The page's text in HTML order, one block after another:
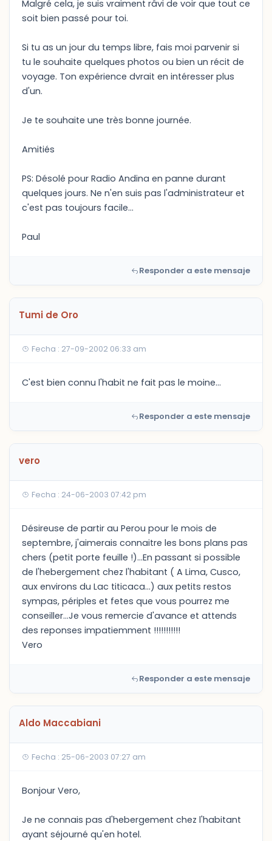
Malgré cela, je suis vraiment râvi de voir que tout ce
soit bien passé pour toi.
Si tu as un jour du temps libre, fais moi parvenir si
tu le souhaite quelques photos ou bien un récit de
voyage. Ton expérience dvrait en intéresser plus
d'un.
Je te souhaite une très bonne journée.
Amitiés
PS: Désolé pour Radio Andina en panne durant
quelques jours. Ne n'en suis pas l'administrateur et
c'est pas toujours facile...
Paul
Responder a este mensaje
Tumi de Oro
Fecha : 27-09-2002 06:33 am
C'est bien connu l'habit ne fait pas le moine...
Responder a este mensaje
vero
Fecha : 24-06-2003 07:42 pm
Désireuse de partir au Perou pour le mois de
septembre, j'aimerais connaitre les bons plans pas
chers (petit porte feuille !)...En passant si possible
de l'hebergement chez l'habitant ( A Lima, Cusco,
aux environs du Lac titicaca...) aux petits restos
sympas, périples et fetes que vous pourrez me
conseiller...Je vous remercie d'avance et attends
des reponses impatiemment !!!!!!!!!!!
Vero
Responder a este mensaje
Aldo Maccabiani
Fecha : 25-06-2003 07:27 am
Bonjour Vero,
Je ne connais pas d'hebergement chez l'habitant
ayant séjourné qu'en hotel.